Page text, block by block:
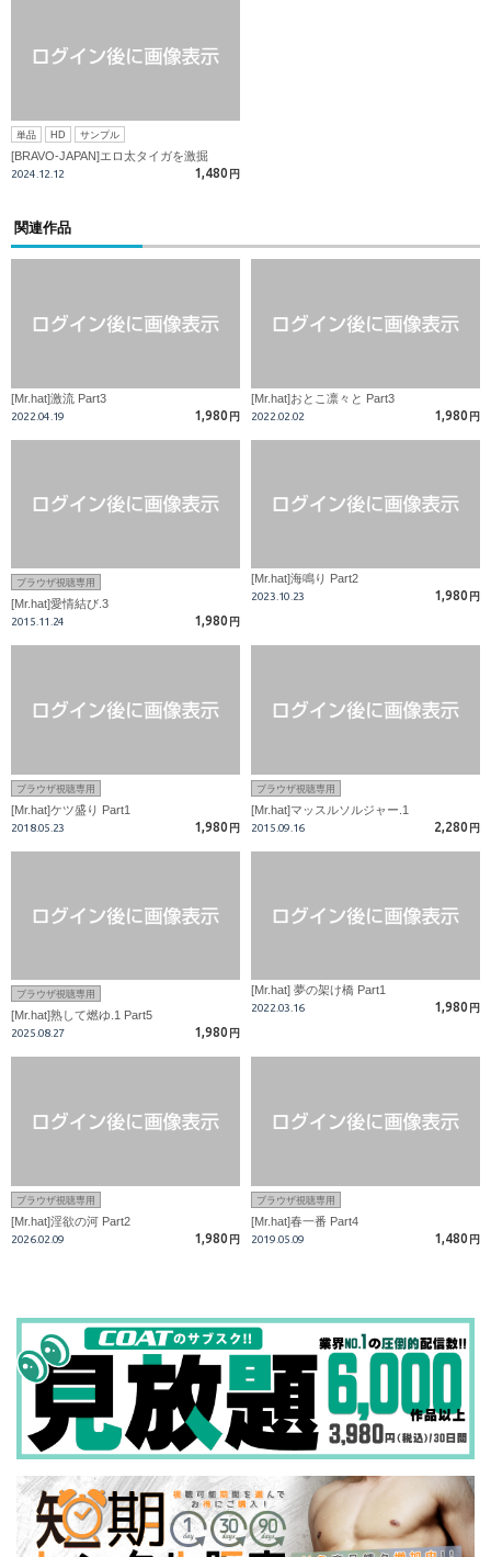
単品 HD サンプル
[BRAVO-JAPAN]エロ太タイガを激掘
2024.12.12 1,480 円
関連作品
[Mr.hat]激流 Part3
2022.04.19 1,980 円
[Mr.hat]おとこ凛々と Part3
2022.02.02 1,980 円
ブラウザ視聴専用
[Mr.hat]愛情結び.3
2015.11.24 1,980 円
[Mr.hat]海鳴り Part2
2023.10.23 1,980 円
ブラウザ視聴専用
[Mr.hat]ケツ盛り Part1
2018.05.23 1,980 円
ブラウザ視聴専用
[Mr.hat]マッスルソルジャー.1
2015.09.16 2,280 円
ブラウザ視聴専用
[Mr.hat]熟して燃ゆ.1 Part5
2025.08.27 1,980 円
[Mr.hat] 夢の架け橋 Part1
2022.03.16 1,980 円
ブラウザ視聴専用
[Mr.hat]淫欲の河 Part2
2026.02.09 1,980 円
ブラウザ視聴専用
[Mr.hat]春一番 Part4
2019.05.09 1,480 円